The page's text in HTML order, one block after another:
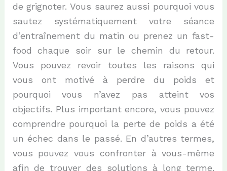
de grignoter. Vous saurez aussi pourquoi vous
sautez systématiquement votre séance
d’entraînement du matin ou prenez un fast-
food chaque soir sur le chemin du retour.
Vous pouvez revoir toutes les raisons qui
vous ont motivé à perdre du poids et
pourquoi vous n’avez pas atteint vos
objectifs. Plus important encore, vous pouvez
comprendre pourquoi la perte de poids a été
un échec dans le passé. En d’autres termes,
vous pouvez vous confronter à vous-même
afin de trouver des solutions à long terme.